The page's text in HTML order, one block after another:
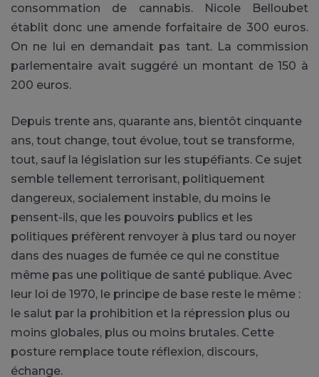
consommation de cannabis. Nicole Belloubet
établit donc une amende forfaitaire de 300 euros.
On ne lui en demandait pas tant. La commission
parlementaire avait suggéré un montant de 150 à
200 euros.
Depuis trente ans, quarante ans, bientôt cinquante
ans, tout change, tout évolue, tout se transforme,
tout, sauf la législation sur les stupéfiants. Ce sujet
semble tellement terrorisant, politiquement
dangereux, socialement instable, du moins le
pensent-ils, que les pouvoirs publics et les
politiques préfèrent renvoyer à plus tard ou noyer
dans des nuages de fumée ce qui ne constitue
même pas une politique de santé publique. Avec
leur loi de 1970, le principe de base reste le même :
le salut par la prohibition et la répression plus ou
moins globales, plus ou moins brutales. Cette
posture remplace toute réflexion, discours,
échange.